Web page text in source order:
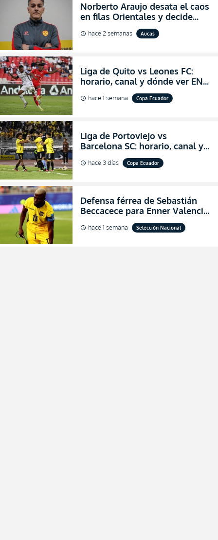
Norberto Araujo desata el caos
en filas Orientales y decide
abandonar la dirección técnica
de Aucas
schedule hace 2 semanas Aucas
Liga de Quito vs Leones FC:
horario, canal y dónde ver EN
VIVO los octavos de final de la
Copa Ecuador 2026
schedule hace 1 semana Copa Ecuador
Liga de Portoviejo vs
Barcelona SC: horario, canal y
dónde ver EN VIVO los octavos
de final de la Copa Ecuador
schedule hace 3 días Copa Ecuador
Defensa férrea de Sebastián
Beccacece para Enner Valencia
al indicar que era el hombre
indicado para Ecuador
schedule hace 1 semana Selección Nacional